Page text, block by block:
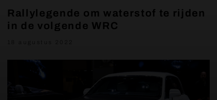
Rallylegende om waterstof te rijden
in de volgende WRC